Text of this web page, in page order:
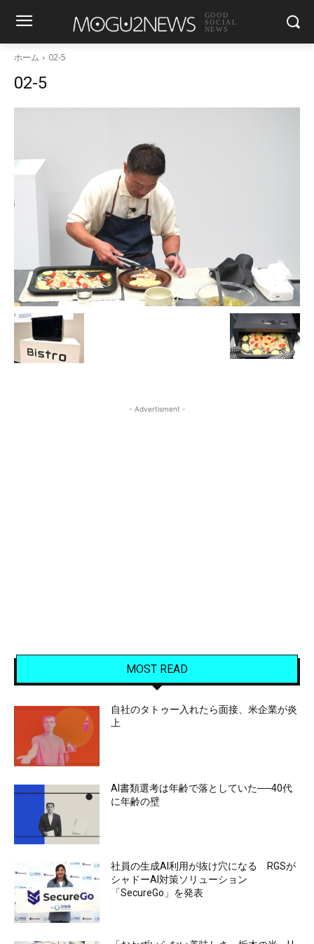
GOOD
SOCIAL
NEWS
ホーム 02-5
02-5
- Advertisment -
MOST READ
自社のタトゥー入れたら面接、米企業が炎
上
AI書類選考は年齢で落としていた──40代
に年齢の壁
社員の生成AI利用が抜け穴になる RGSが
シャドーAI対策ソリューション
「SecureGo」を発表